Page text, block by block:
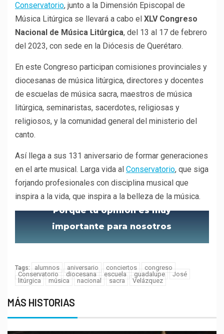
Conservatorio, junto a la Dimensión Episcopal de
Música Litúrgica se llevará a cabo el XLV Congreso
Nacional de Música Litúrgica, del 13 al 17 de febrero
del 2023, con sede en la Diócesis de Querétaro.
En este Congreso participan comisiones provinciales y
diocesanas de música litúrgica, directores y docentes
de escuelas de música sacra, maestros de música
litúrgica, seminaristas, sacerdotes, religiosas y
religiosos, y la comunidad general del ministerio del
canto.
Así llega a sus 131 aniversario de formar generaciones
en el arte musical. Larga vida al Conservatorio, que siga
forjando profesionales con disciplina musical que
inspira a la vida, que inspira a la belleza de la música.
Porque tu opinión es muy
importante para nosotros
Tags: alumnos aniversario conciertos
congreso
Conservatorio
diocesana escuela guadalupe
José
litúrgica
música nacional sacra Velázquez
MÁS HISTORIAS